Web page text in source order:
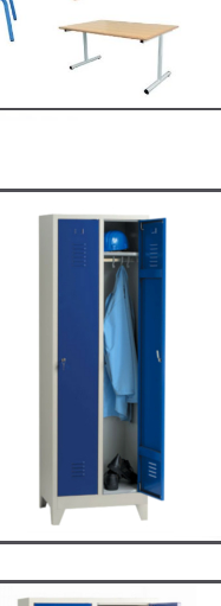
– Vestiaire industrie